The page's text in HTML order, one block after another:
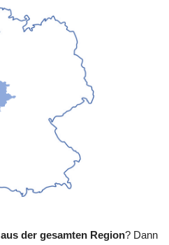
aus der gesamten Region? Dann